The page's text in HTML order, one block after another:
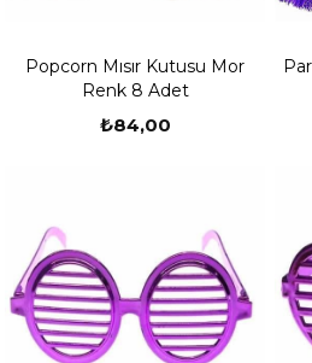
Popcorn Mısır Kutusu Mor
Renk 8 Adet
₺84,00